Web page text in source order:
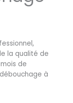
la qualité de
de
à